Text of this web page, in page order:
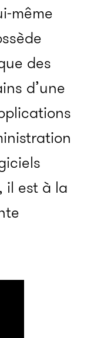
même
des
d’une
il est à la